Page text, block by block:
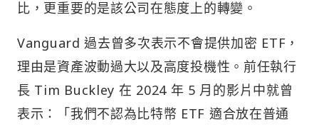
比，更重要的是該公司在態度上的轉變。
Vanguard 過去曾多次表示不會提供加密 ETF，
理由是資產波動過大以及高度投機性。前任執行
長 Tim Buckley 在 2024 年 5 月的影片中就曾
表示：「我們不認為比特幣 ETF 適合放在普通